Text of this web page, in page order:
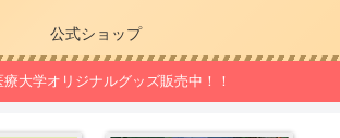
公式ショップ
療大学オリジナルグッズ販売中！！